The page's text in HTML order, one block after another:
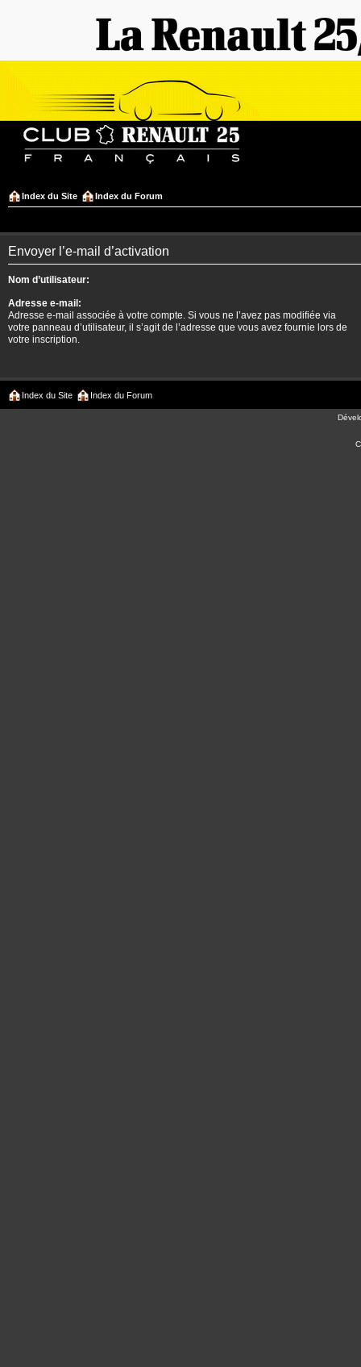
Index du Site Index du Forum
Envoyer l’e-mail d’activation
Nom d’utilisateur:
Adresse e-mail:
Adresse e-mail associée à votre compte. Si vous ne l’avez pas modifiée via
votre panneau d’utilisateur, il s’agit de l’adresse que vous avez fournie lors de
votre inscription.
Index du Site Index du Forum